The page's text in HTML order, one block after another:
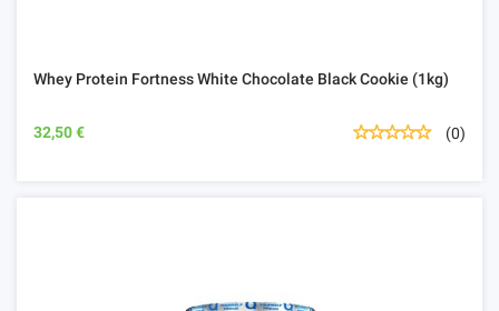
Whey Protein Fortness White Chocolate Black Cookie (1kg)
32,50 € (0)